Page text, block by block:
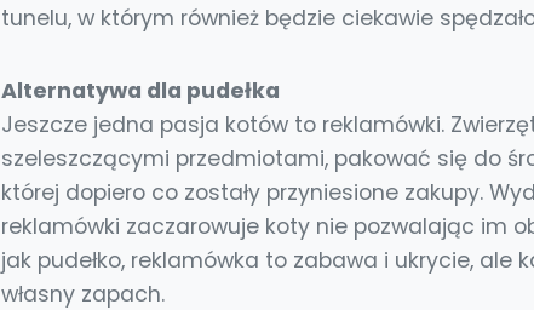
tunelu, w którym również będzie ciekawie
Alternatywa dla pudełka
Jeszcze jedna pasja kotów to reklamówki.
szeleszczącymi przedmiotami, pakować się do
której dopiero co zostały przyniesione zakupy.
reklamówki zaczarowuje koty nie pozwalając im
jak pudełko, reklamówka to zabawa i ukrycie, ale
własny zapach.